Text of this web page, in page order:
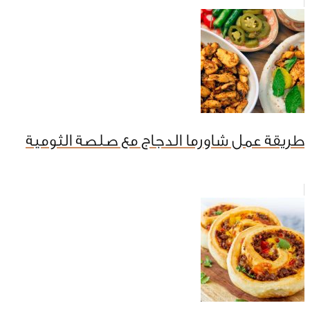
طريقة عمل شاورما الدجاج مع صلصة الثومية